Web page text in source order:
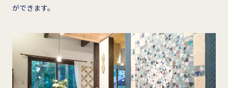
ができます。